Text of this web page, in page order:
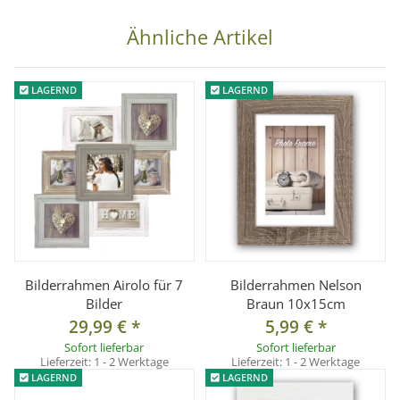
Anzahl der Bilder: 1
Lieferumfang:
1x Bilderrahmen Resia Weiß 10x15cm
Ähnliche Artikel
LAGERND
Bilderrahmen Airolo für 7
Bilder
29,99 €*
Sofort lieferbar
Lieferzeit: 1 - 2 Werktage
LAGERND
Bilderrahmen Nelson
Braun 10x15cm
5,99 €*
Sofort lieferbar
Lieferzeit: 1 - 2 Werktage
LAGERND LAGERND